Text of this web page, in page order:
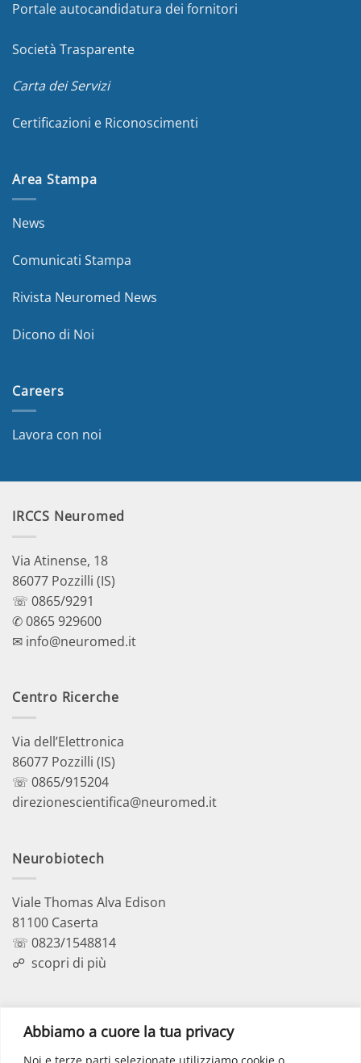
Abbiamo a cuore la tua privacy
Noi e terze parti selezionate utilizziamo cookie o
Portale autocandidatura dei fornitori
Società Trasparente
Carta dei Servizi
Certificazioni e Riconoscimenti
Area Stampa
News
Comunicati Stampa
Rivista Neuromed News
Dicono di Noi
Careers
Lavora con noi
IRCCS Neuromed
Via Atinense, 18
86077 Pozzilli (IS)
☏ 0865/9291
✆ 0865 929600
✉ info@neuromed.it
Centro Ricerche
Via dell’Elettronica
86077 Pozzilli (IS)
☏ 0865/915204
direzionescientifica@neuromed.it
Neurobiotech
Viale Thomas Alva Edison
81100 Caserta
☏ 0823/1548814
☍ scopri di più